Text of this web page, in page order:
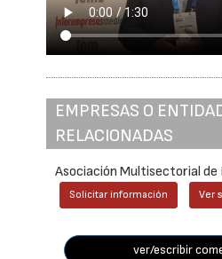
EMPRESAS O
RELACIONADAS
Asociación Multisectorial de
Solicitar información Ver
ver/escribir